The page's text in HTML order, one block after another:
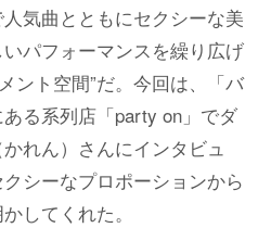
気曲とともにセクシーな美
パフォーマンスを繰り広げ
ント空間”だ。今回は、「バ
る系列店「party on」でダ
れん）さんにインタビュ
シーなプロポーションから
してくれた。